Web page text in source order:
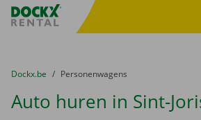
Fratello DEMO
U bevindt zich hier:
van
Dockx.be naar
Personenwagens
Auto huren in Sint-